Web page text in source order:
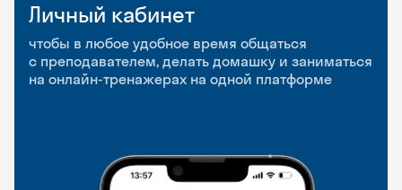
Личный кабинет
чтобы в любое удобное время общаться
с преподавателем, делать домашку и заниматься
на онлайн-тренажерах на одной платформе
Мобильное
приложение
чтобы заниматься и изучать новые слова где
и когда удобно
Разговорные клубы
и Talks
Групповые занятия для разговорной практики
и индивидуальные встречи с преподавателями